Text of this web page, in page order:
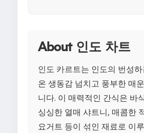
About 인도 차트
인도 카르트는 인도의 번성
온 생동감 넘치고 풍부한 매
니다. 이 매력적인 간식은 바
싱싱한 열매 샤트니, 매콤한
요거트 등이 섞인 재료로 이